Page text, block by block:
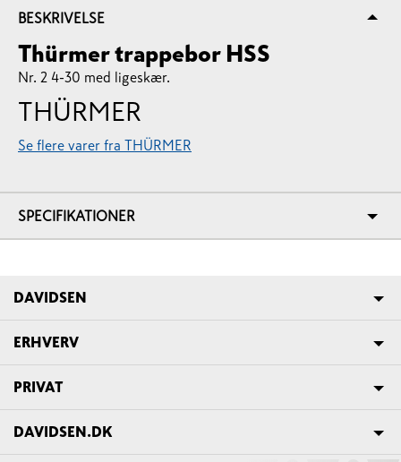
BESKRIVELSE
Thürmer trappebor HSS
Nr. 2 4-30 med ligeskær.
THÜRMER
Se flere varer fra THÜRMER
SPECIFIKATIONER
DAVIDSEN
ERHVERV
PRIVAT
DAVIDSEN.DK